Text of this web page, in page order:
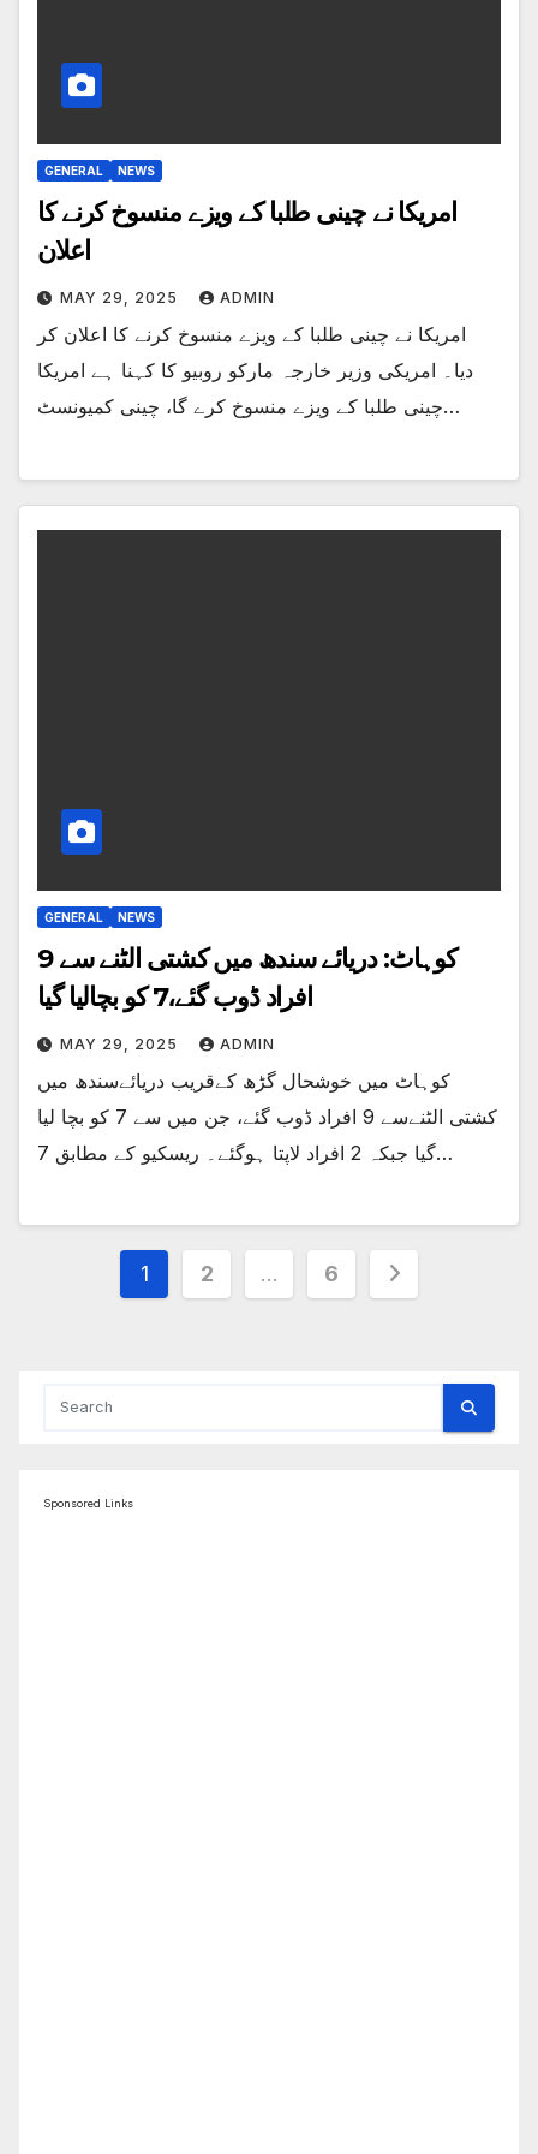
GENERAL NEWS
امریکا نے چینی طلبا کے ویزے منسوخ کرنے کا
اعلان
MAY 29, 2025 ADMIN
امریکا نے چینی طلبا کے ویزے منسوخ کرنے کا اعلان کر
دیا۔ امریکی وزیر خارجہ مارکو روبیو کا کہنا ہے امریکا
چینی طلبا کے ویزے منسوخ کرے گا، چینی کمیونسٹ…
GENERAL NEWS
کوہاٹ: دریائے سندھ میں کشتی الٹنے سے 9
افراد ڈوب گئے،7 کو بچالیا گیا
MAY 29, 2025 ADMIN
کوہاٹ میں خوشحال گڑھ کےقریب دریائےسندھ میں
کشتی الٹنےسے 9 افراد ڈوب گئے، جن میں سے 7 کو بچا لیا
گیا جبکہ 2 افراد لاپتا ہوگئے۔ ریسکیو کے مطابق 7…
Posts
1 2 … 6
Sponsored Links